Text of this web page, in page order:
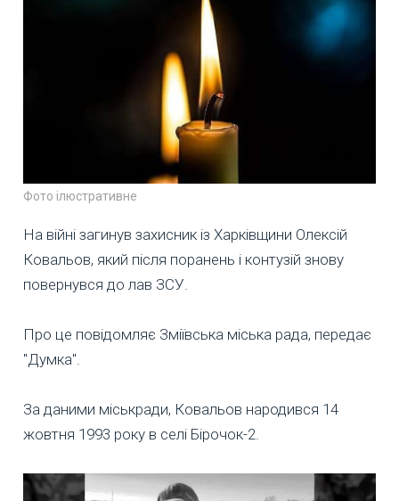
Фото ілюстративне
На війні загинув захисник із Харківщини Олексій
Ковальов, який після поранень і контузій знову
повернувся до лав ЗСУ.
Про це повідомляє Зміївська міська рада, передає
"Думка".
За даними міськради, Ковальов народився 14
жовтня 1993 року в селі Бірочок-2.